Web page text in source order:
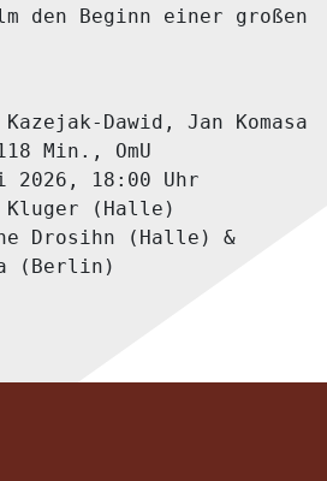
den Beginn einer großen
Dawid, Jan Komasa
Min., OmU
18:00 Uhr
Kluger (Halle)
Drosihn (Halle) &
(Berlin)